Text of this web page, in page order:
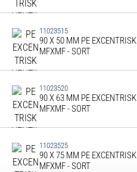
11023515
90 X 50 MM PE
MFXMF - SORT
11023520
90 X 63 MM PE
MFXMF - SORT
11023525
90 X 75 MM PE
MFXMF - SORT